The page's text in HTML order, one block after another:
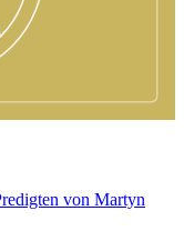
von Martyn